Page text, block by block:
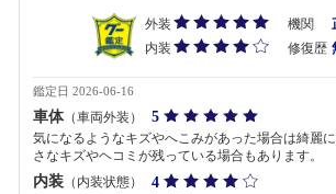
外装 機関
内装
修復歴
鑑定日 2026-06-16
車体（車両外装） 5
気になるようなキズやへこみがあった場合は綺麗
さなキズやヘコミが残っている場合もあります。
内装 （内装状態） 4